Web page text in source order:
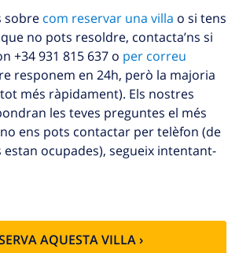
4.80% De la quantitat total
sobre com reservar una villa o si tens
que no pots resoldre, contacta’ns si
+34 931 815 637 o per correu
responem en 24h, però la majoria
més ràpidament). Els nostres
les teves preguntes el més
ens pots contactar per telèfon (de
estan ocupades), segueix intentant-
AQUESTA VILLA ›